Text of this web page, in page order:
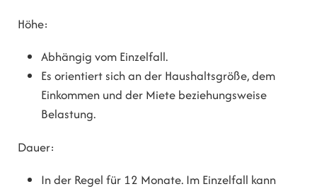
Höhe:
Abhängig vom Einzelfall.
Es orientiert sich an der Haushaltsgröße, dem
Einkommen und der Miete beziehungsweise
Belastung.
Dauer:
In der Regel für 12 Monate. Im Einzelfall kann